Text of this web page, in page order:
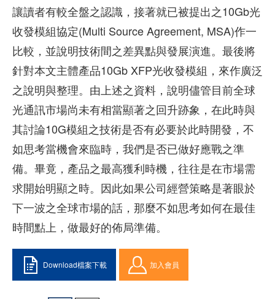
讓讀者有較全盤之認識，接著就已被提出之10Gb光
收發模組協定(Multi Source Agreement, MSA)作一
比較，並說明技術間之差異點與發展演進。最後將
針對本文主體產品10Gb XFP光收發模組，來作廣泛
之說明與整理。由上述之資料，說明儘管目前全球
光通訊市場尚未有相當顯著之回升跡象，在此時與
其討論10G模組之技術是否有必要於此時開發，不
如思考當機會來臨時，我們是否已做好應戰之準
備。畢竟，產品之最高獲利時機，往往是在市場需
求開始明顯之時。因此如果公司經營策略是著眼於
下一波之全球市場的話，那麼不如思考如何在最佳
時間點上，做最好的佈局準備。
Download檔案下載 加入會員